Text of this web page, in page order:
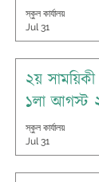
স্কুল কার্যালয়
Jul 31
২য়
১লা আগস্ট
স্কুল কার্যালয়
Jul 31